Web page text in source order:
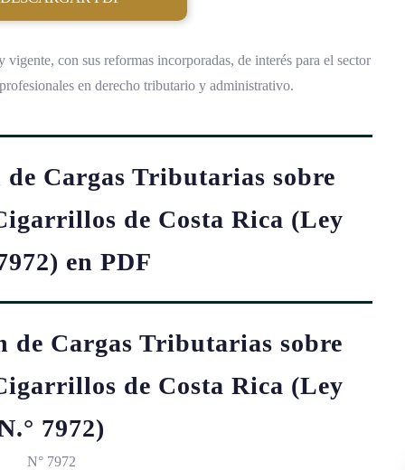
con sus reformas incorporadas, de interés para el sector
en derecho tributario y administrativo.
de Cargas Tributarias sobre
de Costa Rica (Ley
en PDF
de Cargas Tributarias sobre
de Costa Rica (Ley
7972)
N° 7972